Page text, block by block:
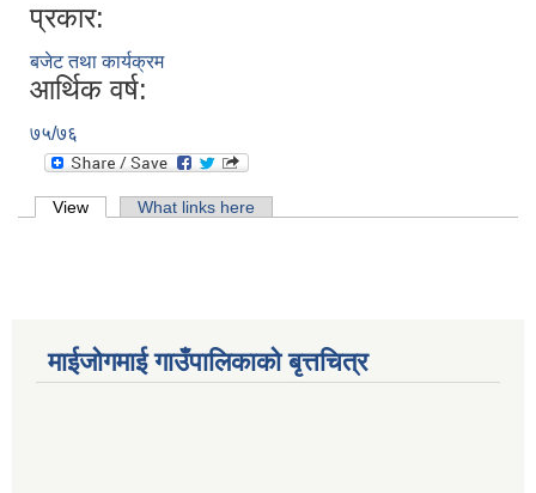
प्रकार:
बजेट तथा कार्यक्रम
आर्थिक वर्ष:
७५/७६
Primary tabs
View (active tab)What links here
माईजोगमाई गाउँपालिकाको बृत्तचित्र